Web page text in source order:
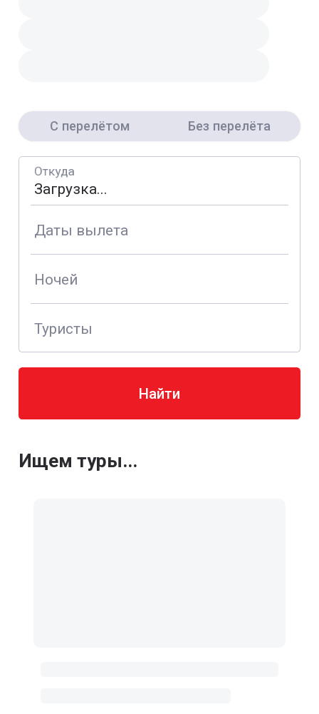
С перелётом Без перелёта
Откуда
Даты вылета
Ночей
Туристы
Найти
Ищем туры...